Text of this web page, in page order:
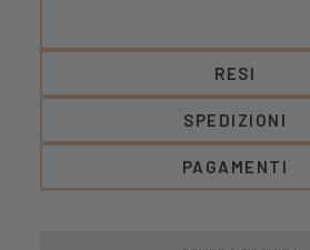
RESI
SPEDIZIONI
PAGAMENTI